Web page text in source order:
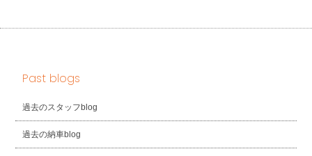
Past blogs
過去のスタッフblog
過去の納車blog